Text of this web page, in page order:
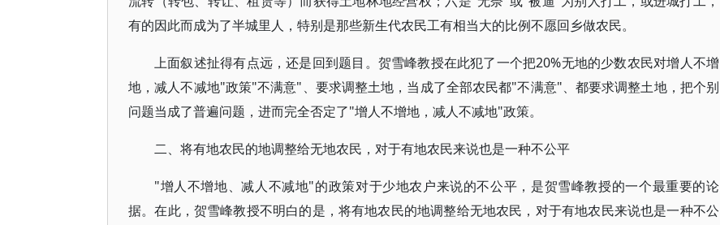
有的因此而成为了半城里人，特别是那些新生代农民工有相当大的比例不愿回乡做农民。
上面叙述扯得有点远，还是回到题目。贺雪峰教授在此犯了一个把20%无地的少数农民对增人不增
地，减人不减地"政策"不满意"、要求调整土地，当成了全部农民都"不满意"、都要求调整土地，把个别
问题当成了普遍问题，进而完全否定了"增人不增地，减人不减地"政策。
二、将有地农民的地调整给无地农民，对于有地农民来说也是一种不公平
"增人不增地、减人不减地"的政策对于少地农户来说的不公平，是贺雪峰教授的一个最重要的论
据。在此，贺雪峰教授不明白的是，将有地农民的地调整给无地农民，对于有地农民来说也是一种不公